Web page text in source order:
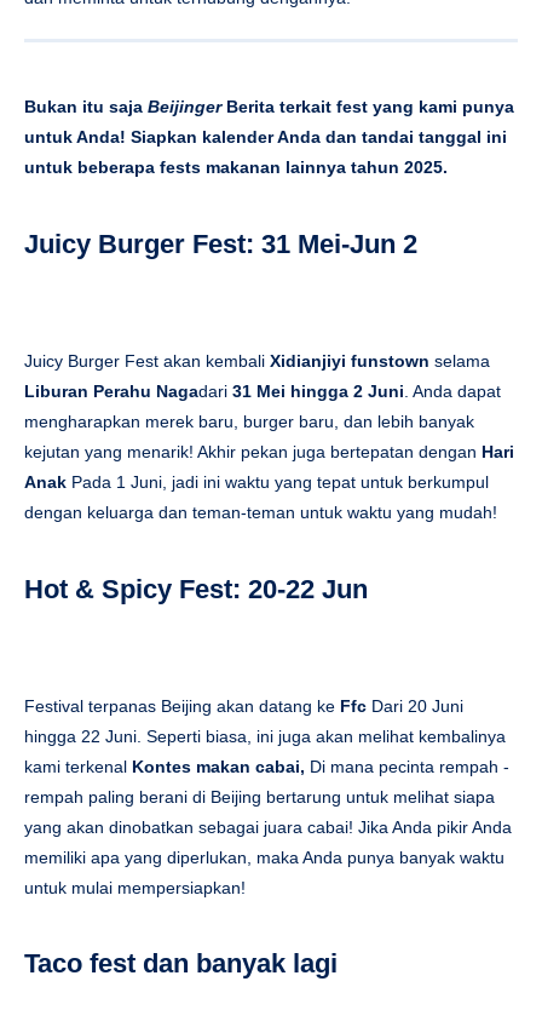
Bukan itu saja Beijinger Berita terkait fest yang kami punya
untuk Anda! Siapkan kalender Anda dan tandai tanggal ini
untuk beberapa fests makanan lainnya tahun 2025.
Juicy Burger Fest: 31 Mei-Jun 2
Juicy Burger Fest akan kembali Xidianjiyi funstown selama
Liburan Perahu Nagadari 31 Mei hingga 2 Juni . Anda dapat
mengharapkan merek baru, burger baru, dan lebih banyak
kejutan yang menarik! Akhir pekan juga bertepatan dengan Hari
Anak Pada 1 Juni, jadi ini waktu yang tepat untuk berkumpul
dengan keluarga dan teman-teman untuk waktu yang mudah!
Hot & Spicy Fest: 20-22 Jun
Festival terpanas Beijing akan datang ke Ffc Dari 20 Juni
hingga 22 Juni. Seperti biasa, ini juga akan melihat kembalinya
kami terkenal Kontes makan cabai, Di mana pecinta rempah -
rempah paling berani di Beijing bertarung untuk melihat siapa
yang akan dinobatkan sebagai juara cabai! Jika Anda pikir Anda
memiliki apa yang diperlukan, maka Anda punya banyak waktu
untuk mulai mempersiapkan!
Taco fest dan banyak lagi